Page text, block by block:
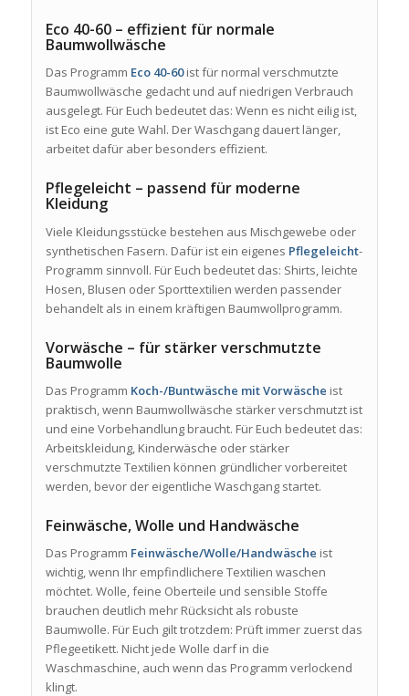
Eco 40-60 – effizient für normale
Baumwollwäsche
Das Programm Eco 40-60ist für normal verschmutzte
Baumwollwäsche gedacht und auf niedrigen Verbrauch
ausgelegt. Für Euch bedeutet das: Wenn es nicht eilig ist,
ist Eco eine gute Wahl. Der Waschgang dauert länger,
arbeitet dafür aber besonders effizient.
Pflegeleicht – passend für moderne
Kleidung
Viele Kleidungsstücke bestehen aus Mischgewebe oder
synthetischen Fasern. Dafür ist ein eigenes Pflegeleicht-
Programm sinnvoll. Für Euch bedeutet das: Shirts, leichte
Hosen, Blusen oder Sporttextilien werden passender
behandelt als in einem kräftigen Baumwollprogramm.
Vorwäsche – für stärker verschmutzte
Baumwolle
Das Programm Koch-/Buntwäsche mit Vorwäsche ist
praktisch, wenn Baumwollwäsche stärker verschmutzt ist
und eine Vorbehandlung braucht. Für Euch bedeutet das:
Arbeitskleidung, Kinderwäsche oder stärker
verschmutzte Textilien können gründlicher vorbereitet
werden, bevor der eigentliche Waschgang startet.
Feinwäsche, Wolle und Handwäsche
Das Programm Feinwäsche/Wolle/Handwäsche ist
wichtig, wenn Ihr empfindlichere Textilien waschen
möchtet. Wolle, feine Oberteile und sensible Stoffe
brauchen deutlich mehr Rücksicht als robuste
Baumwolle. Für Euch gilt trotzdem: Prüft immer zuerst das
Pflegeetikett. Nicht jede Wolle darf in die
Waschmaschine, auch wenn das Programm verlockend
klingt.